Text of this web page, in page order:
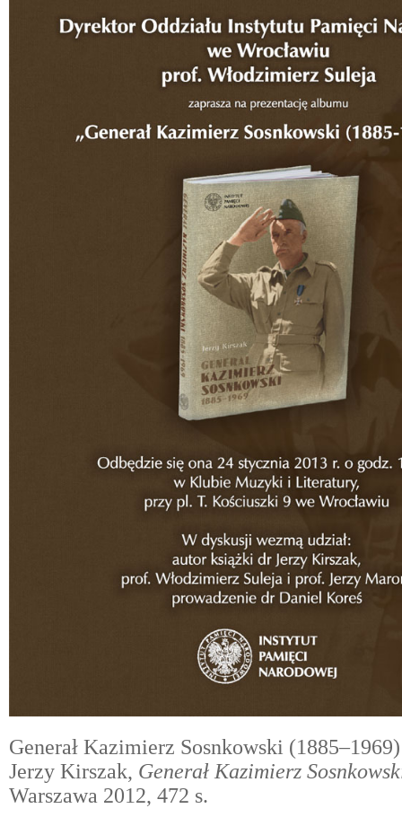
Generał Kazimierz Sosnkowski (1885–1969)
Jerzy Kirszak, Generał Kazimierz
Warszawa 2012, 472 s.